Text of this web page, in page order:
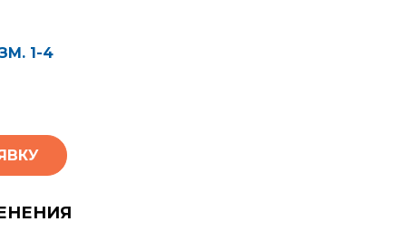
1-4